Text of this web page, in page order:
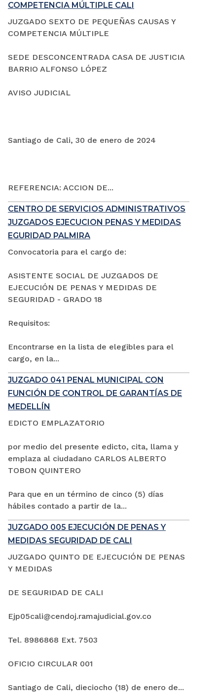
COMPETENCIA MÚLTIPLE CALI
JUZGADO SEXTO DE PEQUEÑAS CAUSAS Y
COMPETENCIA MÚLTIPLE
SEDE DESCONCENTRADA CASA DE JUSTICIA
BARRIO ALFONSO LÓPEZ
AVISO JUDICIAL
Santiago de Cali, 30 de enero de 2024
REFERENCIA: ACCION DE...
CENTRO DE SERVICIOS ADMINISTRATIVOS
JUZGADOS EJECUCION PENAS Y MEDIDAS
EGURIDAD PALMIRA
Convocatoria para el cargo de:
ASISTENTE SOCIAL DE JUZGADOS DE
EJECUCIÓN DE PENAS Y MEDIDAS DE
SEGURIDAD - GRADO 18
Requisitos:
Encontrarse en la lista de elegibles para el
cargo, en la...
JUZGADO 041 PENAL MUNICIPAL CON
FUNCIÓN DE CONTROL DE GARANTÍAS DE
MEDELLÍN
EDICTO EMPLAZATORIO
por medio del presente edicto, cita, llama y
emplaza al ciudadano CARLOS ALBERTO
TOBON QUINTERO
Para que en un término de cinco (5) días
hábiles contado a partir de la...
JUZGADO 005 EJECUCIÓN DE PENAS Y
MEDIDAS SEGURIDAD DE CALI
JUZGADO QUINTO DE EJECUCIÓN DE PENAS
Y MEDIDAS
DE SEGURIDAD DE CALI
Ejp05cali@cendoj.ramajudicial.gov.co
Tel. 8986868 Ext. 7503
OFICIO CIRCULAR 001
Santiago de Cali, dieciocho (18) de enero de...